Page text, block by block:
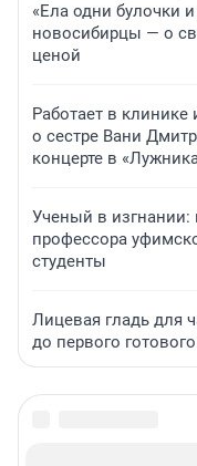
«Ела одни булочки
новосибирцы — о
ценой
Работает в клинике
о сестре Вани
концерте в
Ученый в изгнании:
профессора
студенты
Лицевая гладь для
до первого